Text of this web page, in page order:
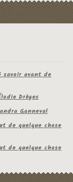
savoir avant de
Drèges
Ganneval
de quelque chose
de quelque chose